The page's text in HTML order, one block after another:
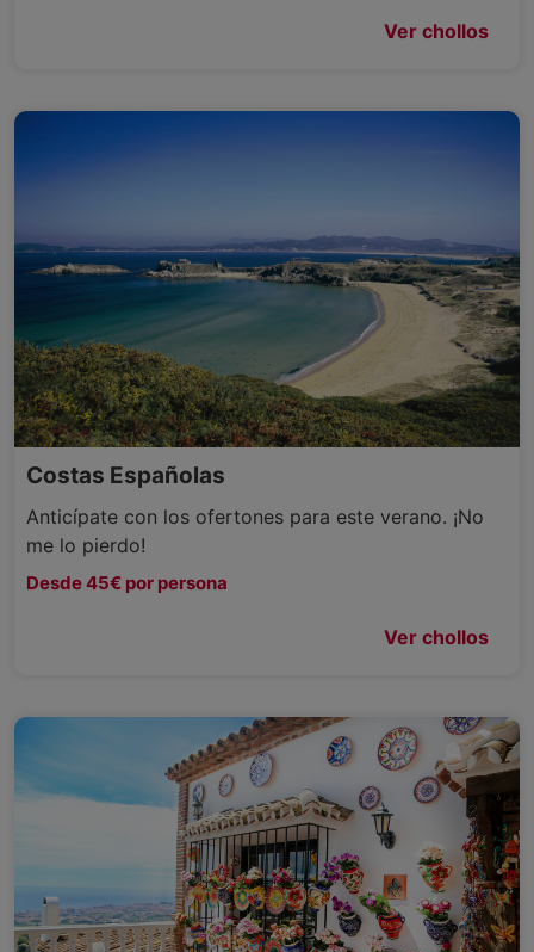
Ver chollos
Costas Españolas
Anticípate con los ofertones para este verano. ¡No
me lo pierdo!
Desde 45€ por persona
Ver chollos